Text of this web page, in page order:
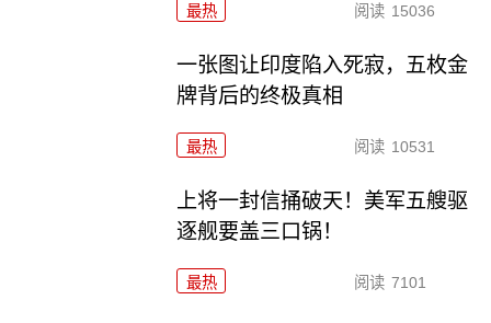
最热 阅读 15036
一张图让印度陷入死寂，五枚金
牌背后的终极真相
最热 阅读 10531
上将一封信捅破天！美军五艘驱
逐舰要盖三口锅！
最热 阅读 7101